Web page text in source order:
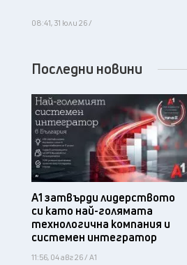
08:41, 31 юли 26 /
Последни новини
А1 затвърди лидерството
си като най-голямата
технологична компания и
системен интегратор
11:56, 04 авг 26 / А1